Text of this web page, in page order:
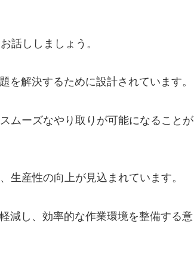
話ししましょう。
を解決するために設計されています。
ムーズなやり取りが可能になることが
生産性の向上が見込まれています。
減し、効率的な作業環境を整備する意